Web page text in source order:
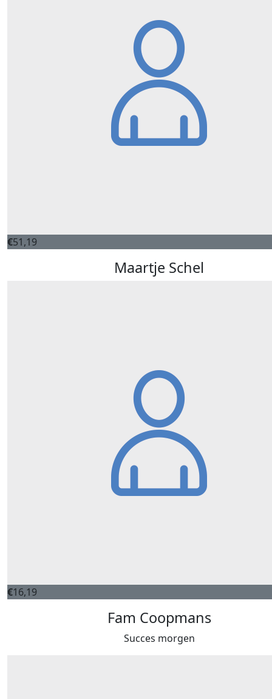
€51,19
Maartje Schel
€16,19
Fam Coopmans
Succes morgen